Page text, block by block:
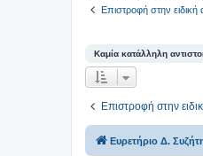
Επιστροφή στην ειδική
Καμία κατάλληλη
Επιστροφή στην
Ευρετήριο Δ.